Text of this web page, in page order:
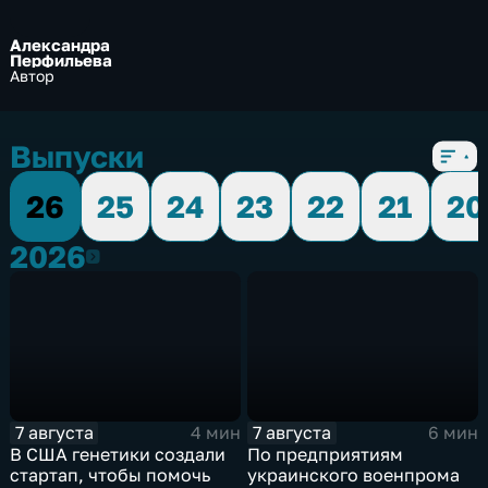
Александра
Перфильева
Автор
Выпуски
26
25 24 23 22 21
20
20262026
7 августа
4 мин
В США генетики создали
стартап, чтобы помочь
7 августа
6 мин
По предприятиям
украинского военпрома